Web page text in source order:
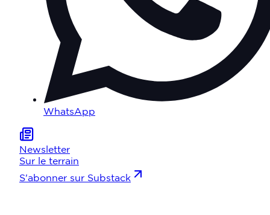
WhatsApp
Newsletter
Sur le terrain
S'abonner sur Substack